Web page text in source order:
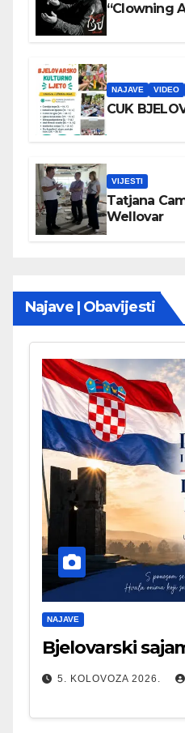
“Clowning
NAJAVE VIDEO
CUK
VIJESTI
Tatjana
Wellovar
Najave | Obavijesti
NAJAVE
Bjelovarski
5. KOLOVOZA 2026.